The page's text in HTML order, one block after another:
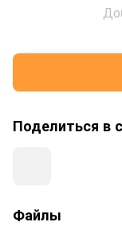
Поделиться в
Файлы